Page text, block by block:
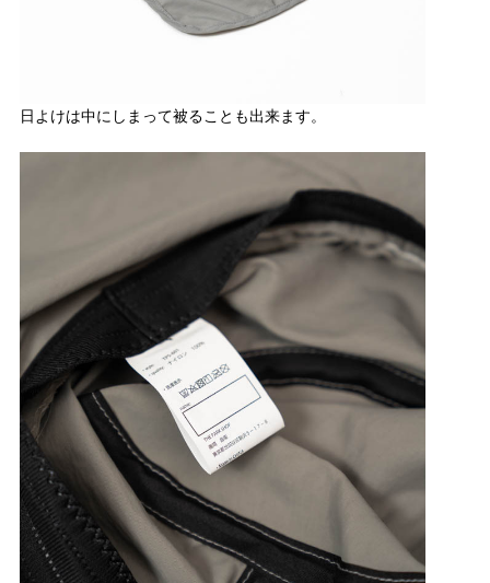
日よけは中にしまって被ることも出来ます。